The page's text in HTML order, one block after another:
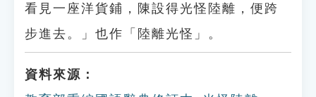
看見一座洋貨鋪，陳設得光怪陸離，便跨
步進去。」也作「陸離光怪」。
資料來源：